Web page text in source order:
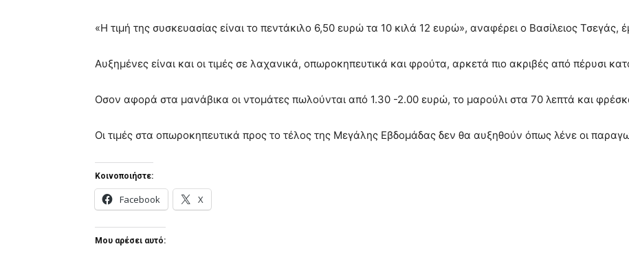
«Η τιμή της συσκευασίας είναι το πεντάκιλο 6,50 ευρώ τα 10 κιλά 12 ευρώ», αναφέρει ο Βασίλειος
Αυξημένες είναι και οι τιμές σε λαχανικά, οπωροκηπευτικά και φρούτα, αρκετά πιο ακριβές από πέρυσι
Οσον αφορά στα μανάβικα οι ντομάτες πωλούνται από 1.30 -2.00 ευρώ, το μαρούλι στα 70 λεπτά και
Οι τιμές στα οπωροκηπευτικά προς το τέλος της Μεγάλης Εβδομάδας δεν θα αυξηθούν όπως λένε οι
Κοινοποιήστε:
Facebook X
Μου αρέσει αυτό: